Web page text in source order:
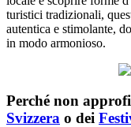
turistici tradizionali,
autentica e stimolante,
in modo armonioso.
Perché non
Svizzera o dei